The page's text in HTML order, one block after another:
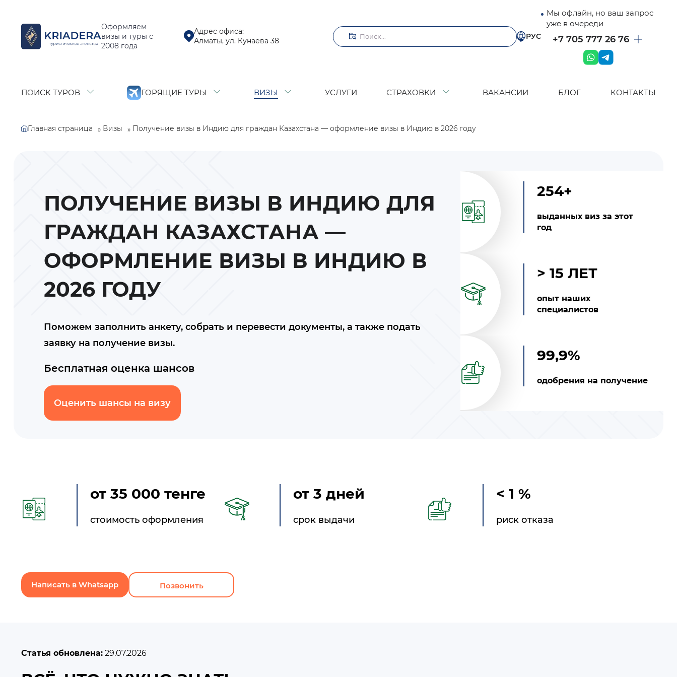
Оформляем
визы и туры с
2008 года
Адрес офиса:
Алматы, ул. Кунаева 38
Поиск РУС
Мы офлайн, но ваш запрос
уже в очереди
+7 705 777 26 76
ПОИСК ТУРОВ ГОРЯЩИЕ ТУРЫ ВИЗЫ УСЛУГИ СТРАХОВКИ ВАКАНСИИ БЛОГ КОНТАКТЫ
Главная страница » Визы » Получение визы в Индию для граждан Казахстана — оформление визы в Индию в 2026 году
ПОЛУЧЕНИЕ ВИЗЫ В ИНДИЮ ДЛЯ
ГРАЖДАН КАЗАХСТАНА —
ОФОРМЛЕНИЕ ВИЗЫ В ИНДИЮ В
2026 ГОДУ
Поможем заполнить анкету, собрать и перевести документы, а также подать
заявку на получение визы.
Бесплатная оценка шансов
Оценить шансы на визу
254+
выданных виз за этот
год
> 15 ЛЕТ
опыт наших
специалистов
99,9%
одобрения на получение
от 35 000 тенге
стоимость оформления
от 3 дней
срок выдачи
< 1 %
риск отказа
Написать в Whatsapp Позвонить
Статья обновлена: 29.07.2026